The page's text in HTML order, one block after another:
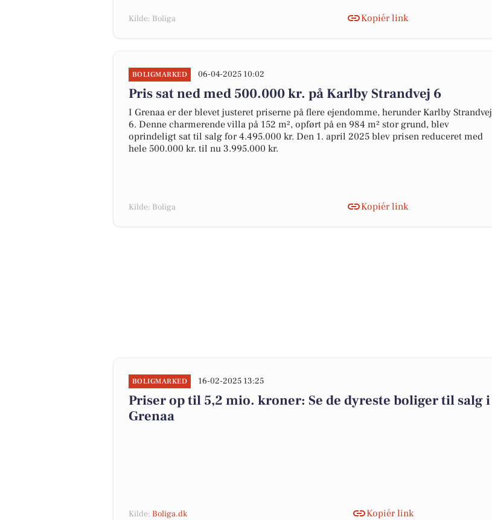
Kilde: Boliga Kopiér link
BOLIGMARKED 06-04-2025 10:02
Pris sat ned med 500.000 kr. på Karlby Strandvej 6
I Grenaa er der blevet justeret priserne på flere ejendomme, herunder Karlby Strandvej
6. Denne charmerende villa på 152 m², opført på en 984 m² stor grund, blev
oprindeligt sat til salg for 4.495.000 kr. Den 1. april 2025 blev prisen reduceret med
hele 500.000 kr. til nu 3.995.000 kr.
Kilde: Boliga Kopiér link
BOLIGMARKED 16-02-2025 13:25
Priser op til 5,2 mio. kroner: Se de dyreste boliger til salg i
Grenaa
Kilde: Boliga.dk Kopiér link